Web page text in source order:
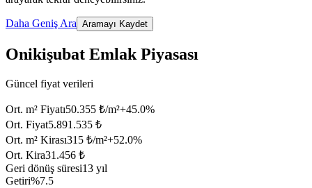
Daha Geniş Ara Aramayı Kaydet
Onikişubat Emlak Piyasası
Güncel fiyat verileri
Ort. m² Fiyatı50.355 ₺/m²+45.0%
Ort. Fiyat5.891.535 ₺
Ort. m² Kirası315 ₺/m²+52.0%
Ort. Kira31.456 ₺
Geri dönüş süresi13 yıl
Getiri%7.5